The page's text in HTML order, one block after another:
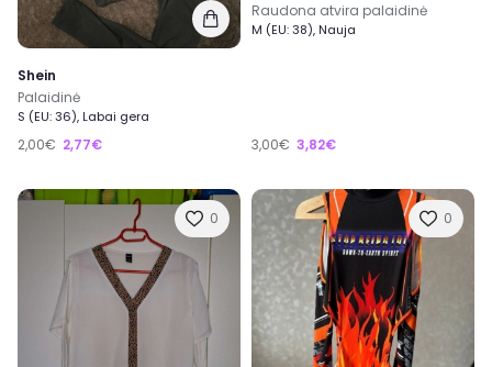
Shein
Palaidinė
S (EU: 36), Labai gera
2,00€ 2,77€
Raudona atvira palaidinė
M (EU: 38), Nauja
3,00€ 3,82€
0 0